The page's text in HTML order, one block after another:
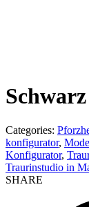
Categories:
konfigurator,
Konfigurator,
Traurinstudio in
SHARE